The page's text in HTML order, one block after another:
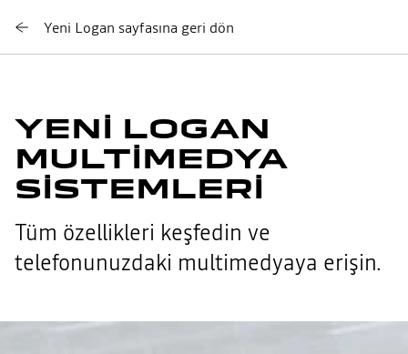
Yeni Logan sayfasına geri dön
YENI LOGAN
MULTIMEDYA
SISTEMLERI
Tüm özellikleri keşfedin ve
telefonunuzdaki multimedyaya erişin.